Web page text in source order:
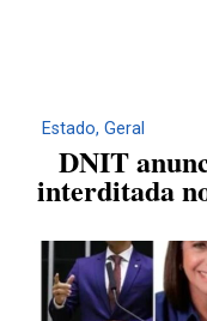
Estado, Geral
DNIT
interditada